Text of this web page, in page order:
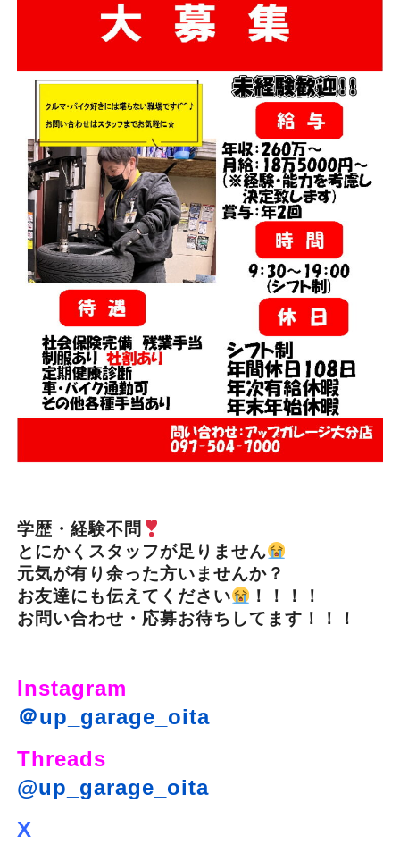
学歴・経験不問
とにかくスタッフが足りません
元気が有り余った方いませんか？
お友達にも伝えてください
！！！！
お問い合わせ・応募お待ちしてます！！！
Instagram
＠up_garage_oita
Threads
@up_garage_oita
X